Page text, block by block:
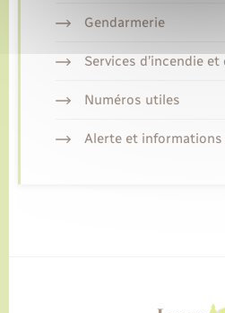
Gendarmerie
Services d’incendie
Numéros utiles
Alerte et